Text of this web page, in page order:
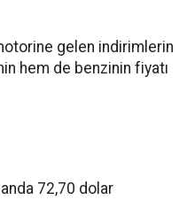
gelen indirimlerin
hem de benzinin fiyatı
72,70 dolar